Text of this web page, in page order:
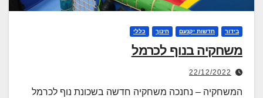
בידור חדשות יקנעם חינוך כללי
משחקיה בנוף לכרמל
22/12/2022
המשחקיה – נחנכה משחקיה חדשה בשכונת נוף לכרמל